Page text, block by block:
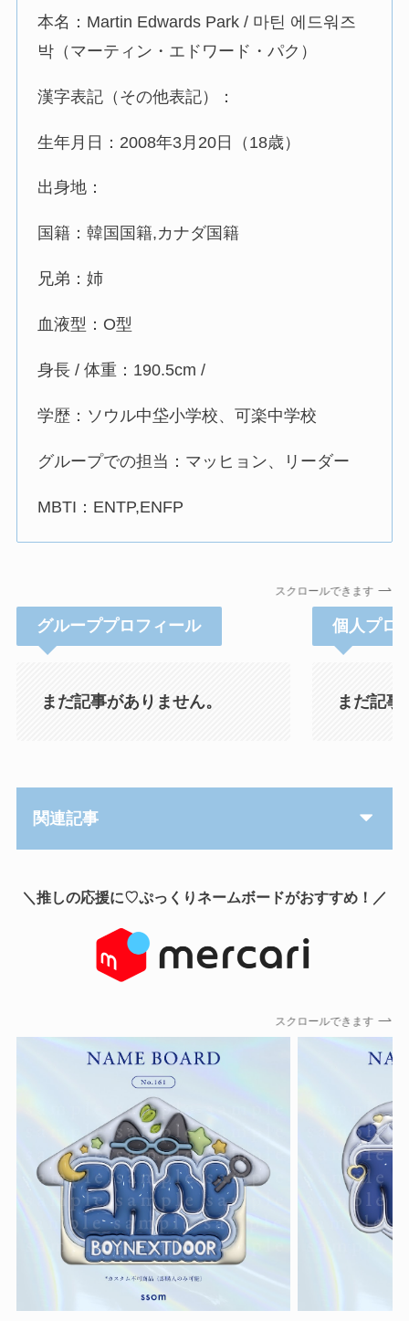
本名：Martin Edwards Park / 마틴 에드워즈
박（マーティン・エドワード・パク）
漢字表記（その他表記）：
生年月日：2008年3月20日（18歳）
出身地：
国籍：韓国国籍,カナダ国籍
兄弟：姉
血液型：O型
身長 / 体重：190.5cm /
学歴：ソウル中垈小学校、可楽中学校
グループでの担当：マッヒョン、リーダー
MBTI：ENTP,ENFP
スクロールできます
グループプロフィール
まだ記事がありません。
個人プロ
まだ記事
関連記事
＼推しの応援に♡ぷっくりネームボードがおすすめ！／
スクロールできます